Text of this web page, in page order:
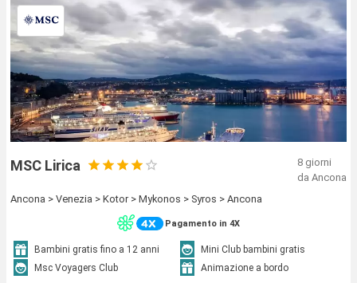
MSC Lirica
8 giorni
da Ancona
Ancona > Venezia > Kotor > Mykonos > Syros > Ancona
Pagamento in 4X
Bambini gratis fino a 12 anni
Mini Club bambini gratis
Msc Voyagers Club
Animazione a bordo